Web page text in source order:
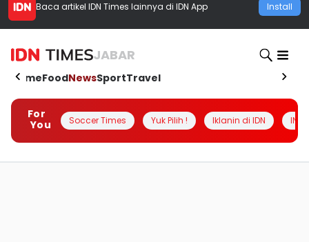
Baca artikel IDN Times lainnya di IDN App Install
JABAR
HomeFoodNewsSportTravel
For
You
Soccer Times Yuk Pilih ! Iklanin di IDN